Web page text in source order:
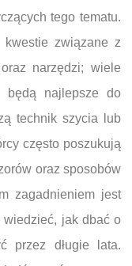
tego tematu.
kwestie związane z
narzędzi; wiele
będą najlepsze do
technik szycia lub
często poszukują
oraz sposobów
zagadnieniem jest
jak dbać o
przez długie lata.